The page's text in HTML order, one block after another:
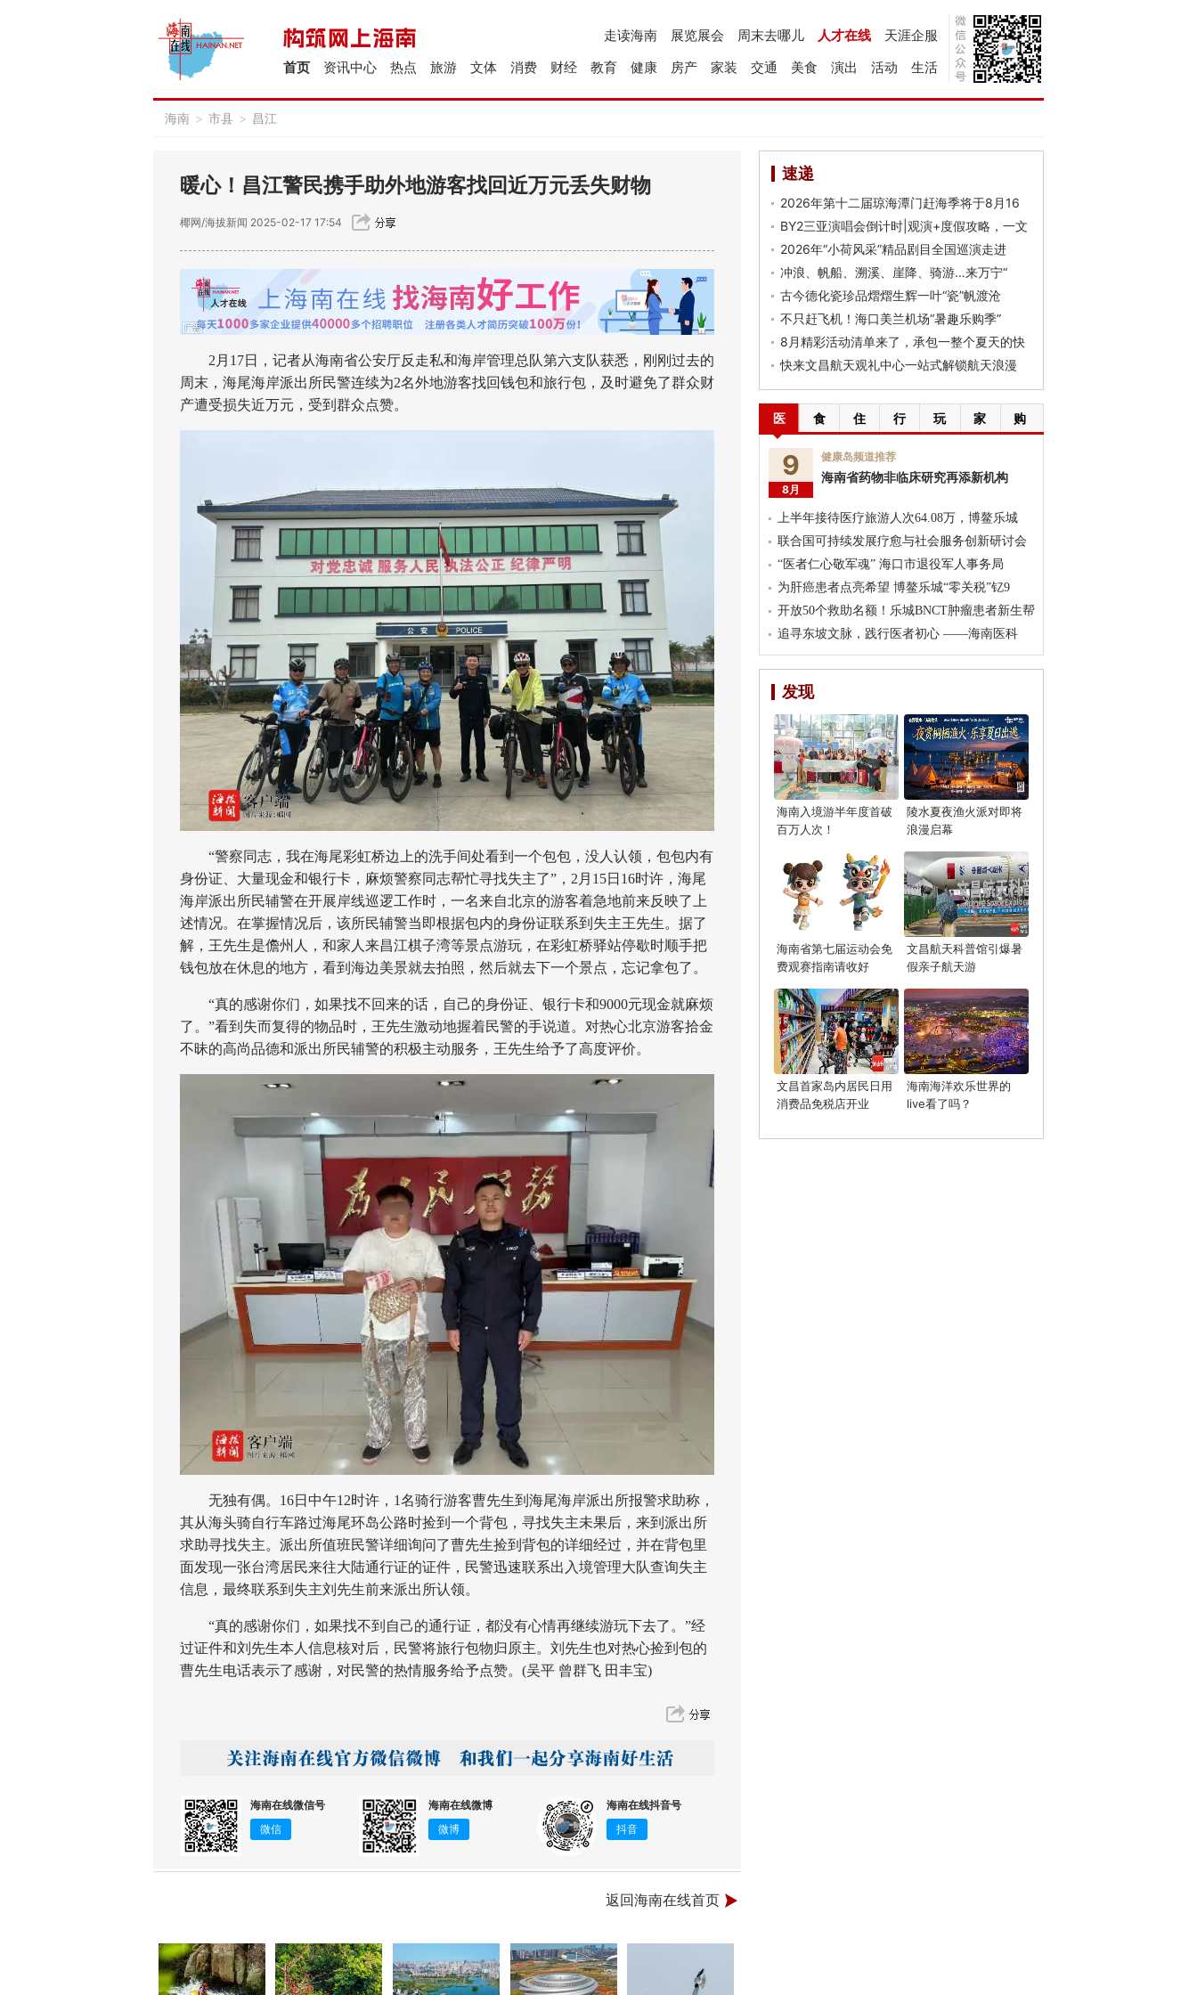
天涯企服
人才在线
周末去哪儿
展览展会
走读海南
生活
活动
演出
美食
交通
家装
房产
健康
教育
财经
消费
文体
旅游
热点
资讯中心
首页
海南 > 市县 > 昌江
暖心！昌江警民携手助外地游客找回近万元丢失财物
椰网/海拔新闻 2025-02-17 17:54
2月17日，记者从海南省公安厅反走私和海岸管理总队第六支队获悉，刚刚过去的
周末，海尾海岸派出所民警连续为2名外地游客找回钱包和旅行包，及时避免了群众财
产遭受损失近万元，受到群众点赞。
“警察同志，我在海尾彩虹桥边上的洗手间处看到一个包包，没人认领，包包内有
身份证、大量现金和银行卡，麻烦警察同志帮忙寻找失主了”，2月15日16时许，海尾
海岸派出所民辅警在开展岸线巡逻工作时，一名来自北京的游客着急地前来反映了上
述情况。在掌握情况后，该所民辅警当即根据包内的身份证联系到失主王先生。据了
解，王先生是儋州人，和家人来昌江棋子湾等景点游玩，在彩虹桥驿站停歇时顺手把
钱包放在休息的地方，看到海边美景就去拍照，然后就去下一个景点，忘记拿包了。
“真的感谢你们，如果找不回来的话，自己的身份证、银行卡和9000元现金就麻烦
了。”看到失而复得的物品时，王先生激动地握着民警的手说道。对热心北京游客拾金
不昧的高尚品德和派出所民辅警的积极主动服务，王先生给予了高度评价。
无独有偶。16日中午12时许，1名骑行游客曹先生到海尾海岸派出所报警求助称，
其从海头骑自行车路过海尾环岛公路时捡到一个背包，寻找失主未果后，来到派出所
求助寻找失主。派出所值班民警详细询问了曹先生捡到背包的详细经过，并在背包里
面发现一张台湾居民来往大陆通行证的证件，民警迅速联系出入境管理大队查询失主
信息，最终联系到失主刘先生前来派出所认领。
“真的感谢你们，如果找不到自己的通行证，都没有心情再继续游玩下去了。”经
过证件和刘先生本人信息核对后，民警将旅行包物归原主。刘先生也对热心捡到包的
曹先生电话表示了感谢，对民警的热情服务给予点赞。(吴平 曾群飞 田丰宝)
海南在线微信号
微信
海南在线微博
微博
海南在线抖音号
抖音
返回海南在线首页
速递
2026年第十二届琼海潭门赶海季将于8月16
BY2三亚演唱会倒计时|观演+度假攻略，一文
2026年“小荷风采”精品剧目全国巡演走进
冲浪、帆船、溯溪、崖降、骑游…来万宁“
古今德化瓷珍品熠熠生辉一叶“瓷”帆渡沧
不只赶飞机！海口美兰机场“暑趣乐购季”
8月精彩活动清单来了，承包一整个夏天的快
快来文昌航天观礼中心一站式解锁航天浪漫
医 食 住 行 玩 家 购
9
8月
健康岛频道推荐
海南省药物非临床研究再添新机构
上半年接待医疗旅游人次64.08万，博鳌乐城
联合国可持续发展疗愈与社会服务创新研讨会
“医者仁心敬军魂” 海口市退役军人事务局
为肝癌患者点亮希望 博鳌乐城“零关税”钇9
开放50个救助名额！乐城BNCT肿瘤患者新生帮
追寻东坡文脉，践行医者初心 ——海南医科
发现
海南入境游半年度首破
百万人次！
陵水夏夜渔火派对即将
浪漫启幕
海南省第七届运动会免
费观赛指南请收好
文昌航天科普馆引爆暑
假亲子航天游
文昌首家岛内居民日用
消费品免税店开业
海南海洋欢乐世界的
live看了吗？